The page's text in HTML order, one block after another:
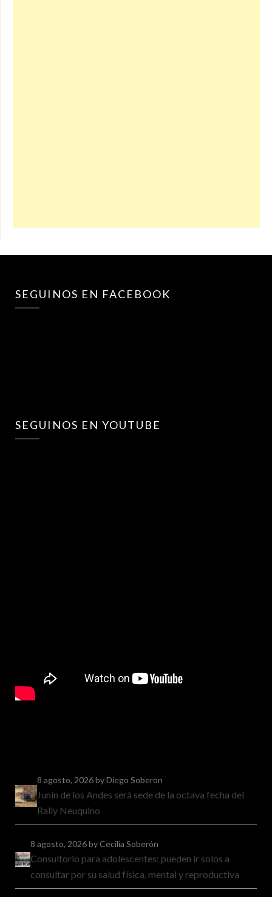
SEGUINOS EN FACEBOOK
SEGUINOS EN YOUTUBE
8 agosto, 2026by Diego Soberon
Junín de los Andes será sede de la octava fecha del
Rally Neuquino
8 agosto, 2026by Cecilia Soberón
Consultorio para adolescentes: pueden ir solos a
consultar por su salud física, mental y reproductiva